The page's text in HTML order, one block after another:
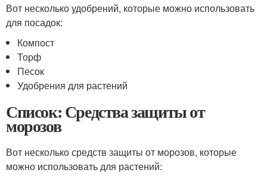
Вот несколько удобрений, которые можно использовать
для посадок:
Компост
Торф
Песок
Удобрения для растений
Список: Средства защиты от
морозов
Вот несколько средств защиты от морозов, которые
можно использовать для растений: